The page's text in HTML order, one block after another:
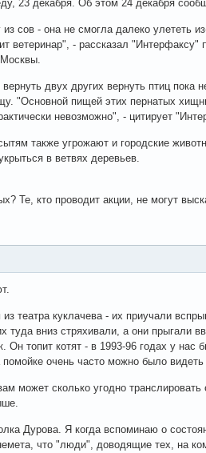
23 декабря. Об этом 24 декабря
сов - она не смогла далеко улететь
- рассказал "Интерфаксу"
двух других вернуть птиц
"Основной пищей этих пернатых
невозможно", - цитирует
также угрожают и городские
в ветвях деревьев.
Те, кто проводит акции, не могут
театра куклачева - их приучали
туда вниз стряхивали, а они прыгали
Он топит котят - в 1993-96 годах у нас
очень часто можно было видеть
может сколько угодно
Дурова. Я когда вспоминаю о
что "люди", доводящие тех, на